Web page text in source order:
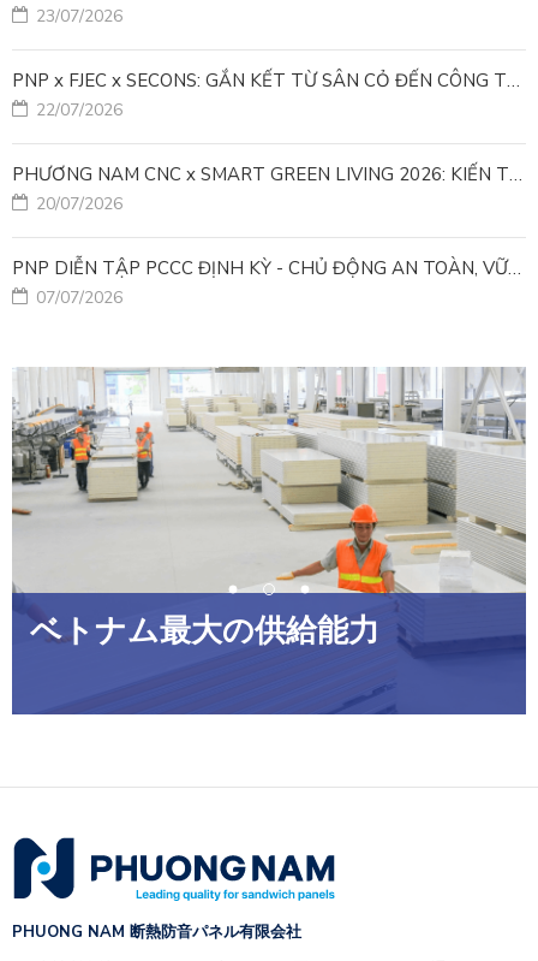
23/07/2026
PNP x FJEC x SECONS: GẮN KẾT TỪ SÂN CỎ ĐẾN CÔNG TRÌNH
22/07/2026
PHƯƠNG NAM CNC x SMART GREEN LIVING 2026: KIẾN TẠO ĐÔ THỊ XANH TỪ NHỮNG GIẢI PHÁP FACADE
20/07/2026
PNP DIỄN TẬP PCCC ĐỊNH KỲ - CHỦ ĐỘNG AN TOÀN, VỮNG VÀNG VẬN HÀNH
07/07/2026
ベトナム最大の供給能力
PHUONG NAM 断熱防音パネル有限会社